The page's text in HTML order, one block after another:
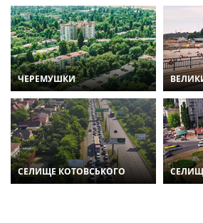
ЧЕРЕМУШКИ
СЕЛИЩЕ КОТОВСЬКОГО